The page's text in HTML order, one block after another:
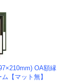
OA額縁
【マット無】